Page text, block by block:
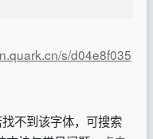
s/d04e8f035
不到该字体，可搜索